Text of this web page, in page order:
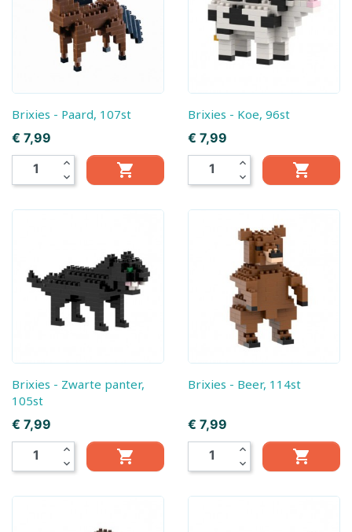
Brixies - Paard, 107st
Prijs
€ 7,99
expand_less
expand_more

Brixies - Koe, 96st
Prijs
€ 7,99
expand_less
expand_more

Brixies - Zwarte panter,
105st
Prijs
€ 7,99
expand_less
expand_more

Brixies - Beer, 114st
Prijs
€ 7,99
expand_less
expand_more
